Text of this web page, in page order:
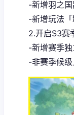
-新增羽之
-新增玩法「
2.开启S3赛
-新增赛季独
-非赛季候